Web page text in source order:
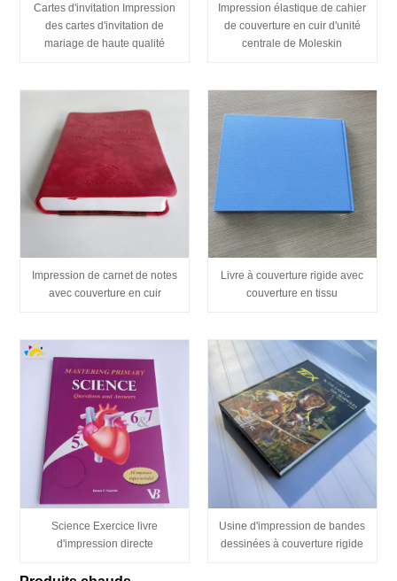
Cartes d'invitation Impression
des cartes d'invitation de
mariage de haute qualité
Impression élastique de cahier
de couverture en cuir d'unité
centrale de Moleskin
Impression de carnet de notes
avec couverture en cuir
Livre à couverture rigide avec
couverture en tissu
Science Exercice livre
d'impression directe
Usine d'impression de bandes
dessinées à couverture rigide